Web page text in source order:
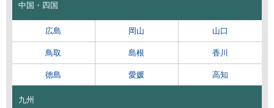
中国・四国
広島 岡山 山口
鳥取 島根 香川
徳島 愛媛 高知
九州